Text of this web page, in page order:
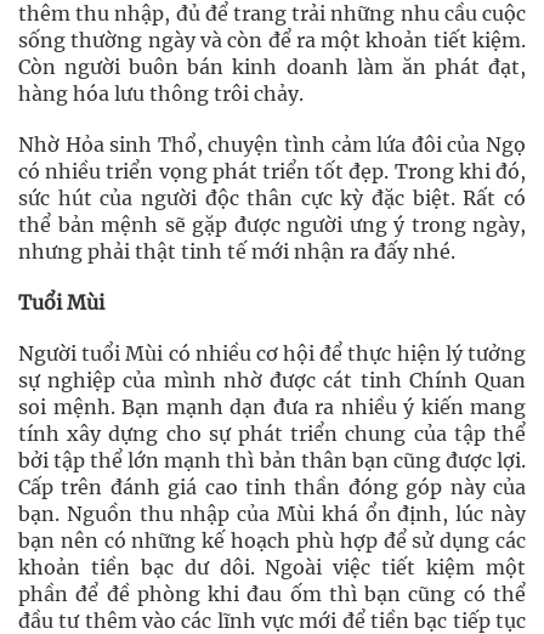
thêm thu nhập, đủ để trang trải những nhu cầu cuộc
sống thường ngày và còn để ra một khoản tiết kiệm.
Còn người buôn bán kinh doanh làm ăn phát đạt,
hàng hóa lưu thông trôi chảy.
Nhờ Hỏa sinh Thổ, chuyện tình cảm lứa đôi của Ngọ
có nhiều triển vọng phát triển tốt đẹp. Trong khi đó,
sức hút của người độc thân cực kỳ đặc biệt. Rất có
thể bản mệnh sẽ gặp được người ưng ý trong ngày,
nhưng phải thật tinh tế mới nhận ra đấy nhé.
Tuổi Mùi
Người tuổi Mùi có nhiều cơ hội để thực hiện lý tưởng
sự nghiệp của mình nhờ được cát tinh Chính Quan
soi mệnh. Bạn mạnh dạn đưa ra nhiều ý kiến mang
tính xây dựng cho sự phát triển chung của tập thể
bởi tập thể lớn mạnh thì bản thân bạn cũng được lợi.
Cấp trên đánh giá cao tinh thần đóng góp này của
bạn. Nguồn thu nhập của Mùi khá ổn định, lúc này
bạn nên có những kế hoạch phù hợp để sử dụng các
khoản tiền bạc dư dôi. Ngoài việc tiết kiệm một
phần để đề phòng khi đau ốm thì bạn cũng có thể
đầu tư thêm vào các lĩnh vực mới để tiền bạc tiếp tục